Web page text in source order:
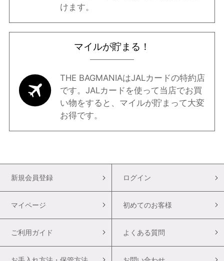
けます。
マイルが貯まる！
THE BAGMANIAはJALカードの特約店
です。JALカードを使って当店でお買
い物をすると、マイルが貯まって大変
お得です。
新規会員登録 ログイン
マイページ 初めてのお客様
ご利用ガイド よくある質問